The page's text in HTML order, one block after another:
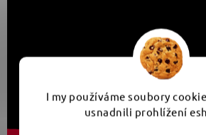
I my používáme soubory
usnadnili prohlížení